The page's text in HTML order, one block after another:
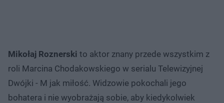
Mikołaj Roznerski to aktor znany przede wszystkim z
roli Marcina Chodakowskiego w serialu Telewizyjnej
Dwójki - M jak miłość. Widzowie pokochali jego
bohatera i nie wyobrażają sobie, aby kiedykolwiek